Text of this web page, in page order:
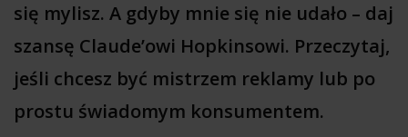
się mylisz. A gdyby mnie się nie udało – daj
szansę Claude’owi Hopkinsowi. Przeczytaj,
jeśli chcesz być mistrzem reklamy lub po
prostu świadomym konsumentem.